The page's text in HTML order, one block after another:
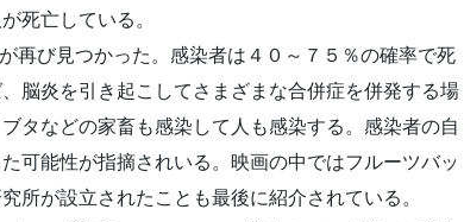
死亡している。
び見つかった。感染者は４０～７５％の確率で死
脳炎を引き起こしてさまざまな合併症を併発する場
タなどの家畜も感染して人も感染する。感染者の自
可能性が指摘されいる。映画の中ではフルーツバッ
所が設立されたことも最後に紹介されている。